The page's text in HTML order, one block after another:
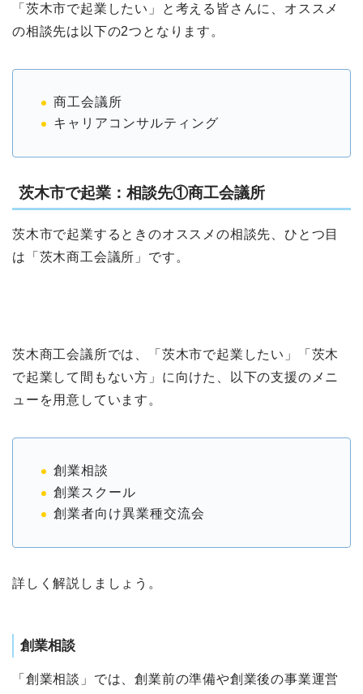
「茨木市で起業したい」と考える皆さんに、オススメ
の相談先は以下の2つとなります。
商工会議所
キャリアコンサルティング
茨木市で起業：相談先①商工会議所
茨木市で起業するときのオススメの相談先、ひとつ目
は「茨木商工会議所」です。
茨木商工会議所では、「茨木市で起業したい」「茨木
で起業して間もない方」に向けた、以下の支援のメニ
ューを用意しています。
創業相談
創業スクール
創業者向け異業種交流会
詳しく解説しましょう。
創業相談
「創業相談」では、創業前の準備や創業後の事業運営